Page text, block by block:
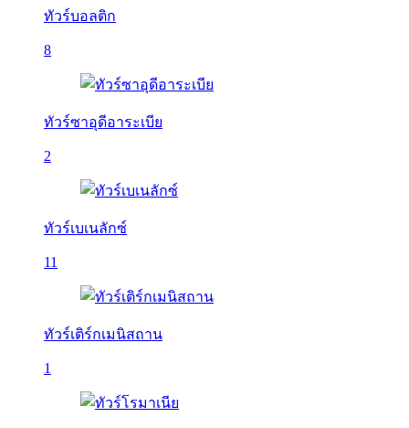
ทัวร์บอลติก
8
ทัวร์ซาอุดีอาระเบีย
2
ทัวร์เบเนลักซ์
11
ทัวร์เติร์กเมนิสถาน
1